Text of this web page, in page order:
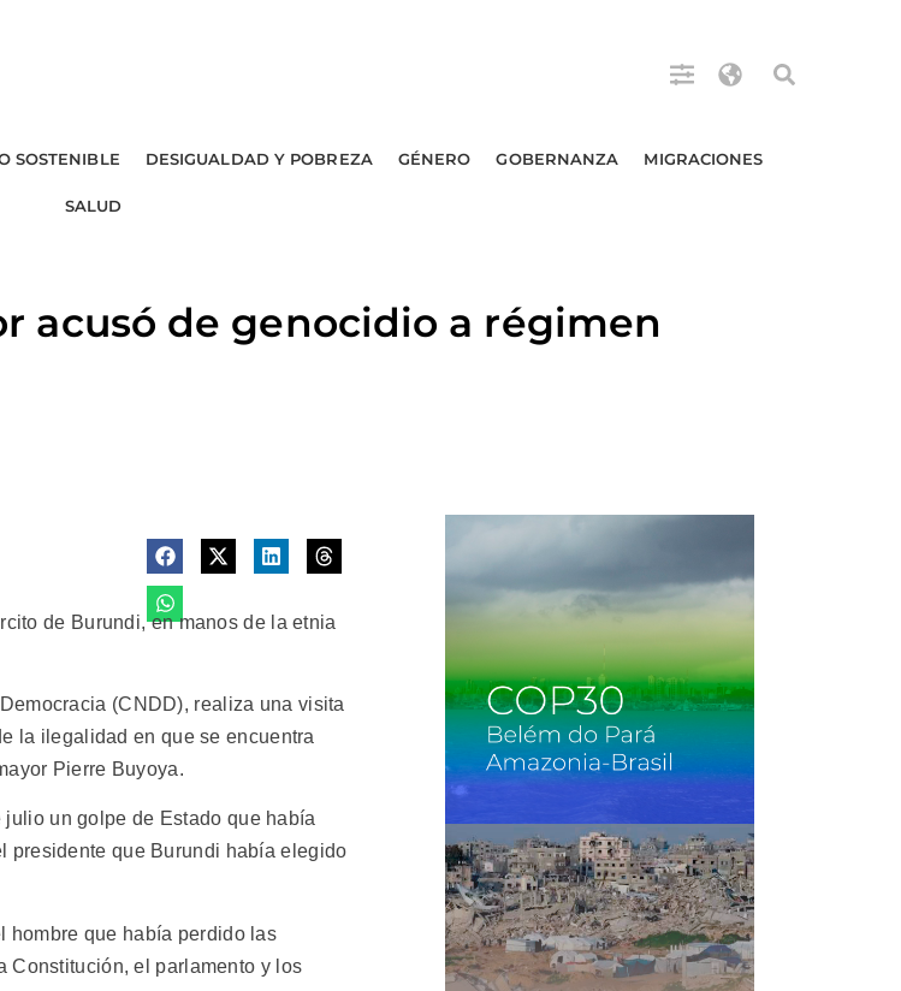
SOSTENIBLE DESIGUALDAD Y POBREZA GÉNERO GOBERNANZA MIGRACIONES
SALUD
acusó de genocidio a régimen
de Burundi, en manos de la etnia
(CNDD), realiza una visita
la ilegalidad en que se encuentra
Pierre Buyoya.
un golpe de Estado que había
presidente que Burundi había elegido
hombre que había perdido las
Constitución, el parlamento y los